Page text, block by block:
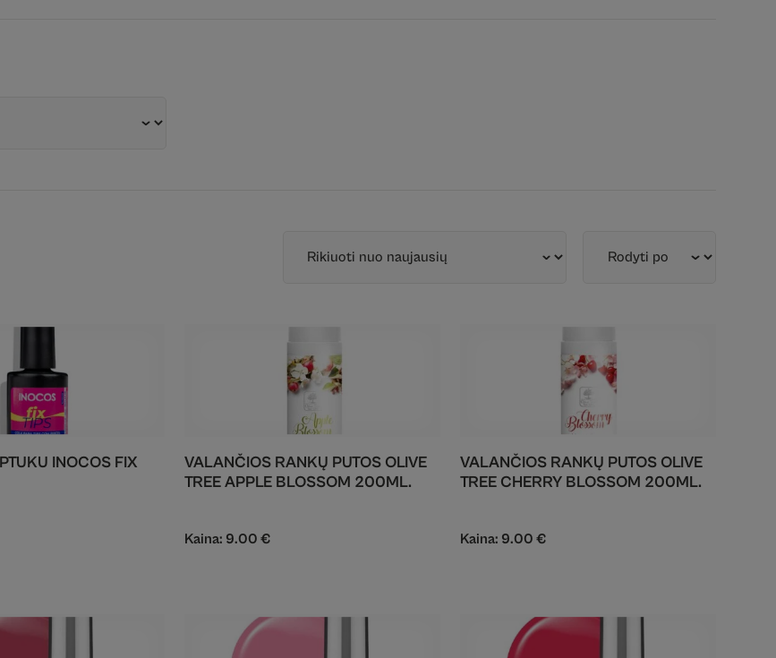
INOCOS FIX
VALANČIOS RANKŲ PUTOS OLIVE
TREE APPLE BLOSSOM 200ML.
Kaina: 9.00€
VALANČIOS RANKŲ PUTOS OLIVE
TREE CHERRY BLOSSOM 200ML.
Kaina: 9.00€